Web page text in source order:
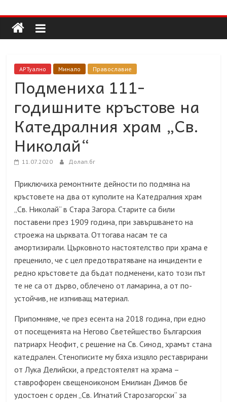
to
content
Долап
БГ
култура|
пътешествия|
мода|
събития|
кухня|
реклама|
минало|
АРТуално Минало Православие
Подмениха 111-
годишните кръстове на
Катедралния храм „Св.
Николай“
11.07.2020 Долап.бг
Приключиха ремонтните дейности по подмяна на
кръстовете на два от куполите на Катедралния храм
„Св. Николай“ в Стара Загора. Старите са били
поставени през 1909 година, при завършването на
строежа на църквата. Оттогава насам те са
амортизирали. Църковното настоятелство при храма е
преценило, че с цел предотвратяване на инциденти е
редно кръстовете да бъдат подменени, като този път
те не са от дърво, облечено от ламарина, а от по-
устойчив, не изгниващ материал.
Припомняме, че през есента на 2018 година, при едно
от посещенията на Негово Светейшество Българския
патриарх Неофит, с решение на Св. Синод, храмът стана
катедрален. Стенописите му бяха изцяло реставрирани
от Лука Делийски, а предстоятелят на храма –
ставрофорен свещеноиконом Емилиан Димов бе
удостоен с орден „Св. Игнатий Старозагорски“ за